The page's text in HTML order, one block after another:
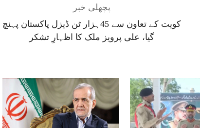
پچھلی خبر
کویت کے تعاون سے 45ہزار ٹن ڈیزل پاکستان پہنچ
گیا، علی پرویز ملک کا اظہارِ تشکر